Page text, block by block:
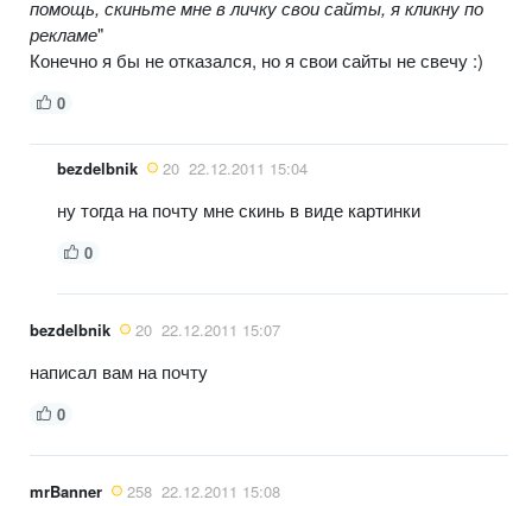
помощь, скиньте мне в личку свои сайты, я кликну по
рекламе"
Конечно я бы не отказался, но я свои сайты не свечу :)
0
bezdelbnik 20 22.12.2011 15:04
ну тогда на почту мне скинь в виде картинки
0
bezdelbnik 20 22.12.2011 15:07
написал вам на почту
0
mrBanner 258 22.12.2011 15:08